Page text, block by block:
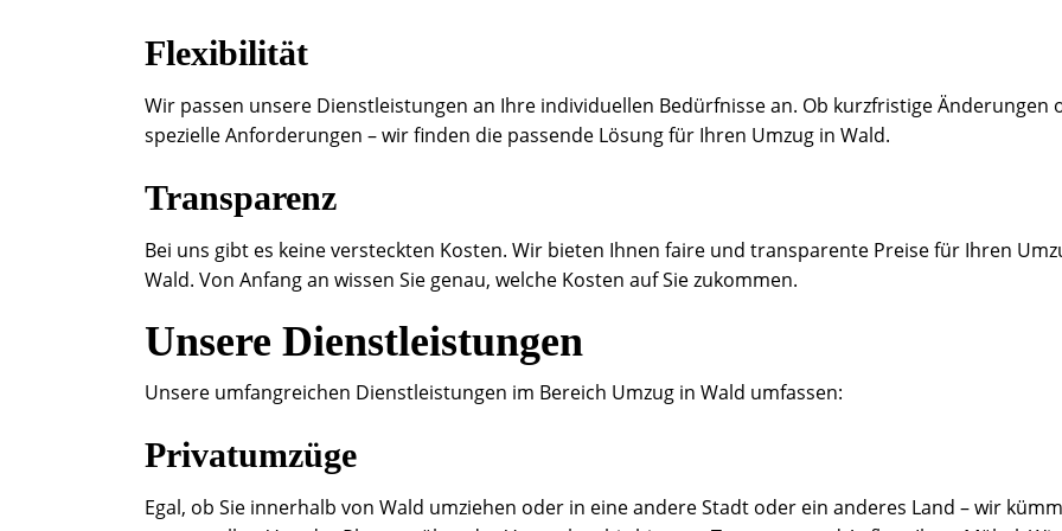
Flexibilität
Wir passen unsere Dienstleistungen an Ihre individuellen Bedürfnisse an. Ob kurzfristige Änderungen
spezielle Anforderungen – wir finden die passende Lösung für Ihren Umzug in Wald.
Transparenz
Bei uns gibt es keine versteckten Kosten. Wir bieten Ihnen faire und transparente Preise für Ihren
Wald. Von Anfang an wissen Sie genau, welche Kosten auf Sie zukommen.
Unsere Dienstleistungen
Unsere umfangreichen Dienstleistungen im Bereich Umzug in Wald umfassen:
Privatumzüge
Egal, ob Sie innerhalb von Wald umziehen oder in eine andere Stadt oder ein anderes Land – wir